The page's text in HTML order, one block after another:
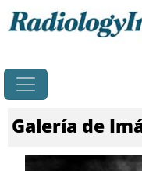
Galería de